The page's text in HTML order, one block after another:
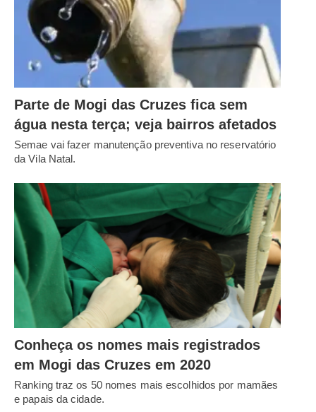
Parte de Mogi das Cruzes fica sem
água nesta terça; veja bairros afetados
Semae vai fazer manutenção preventiva no reservatório
da Vila Natal.
Conheça os nomes mais registrados
em Mogi das Cruzes em 2020
Ranking traz os 50 nomes mais escolhidos por mamães
e papais da cidade.